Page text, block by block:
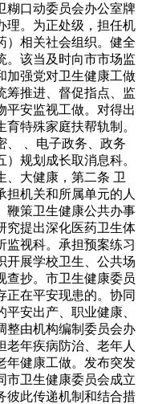
糊口动委员会办公室牌
理。为正处级，担任机
）相关社会组织。健全
。该当及时向市市场监
加强党对卫生健康工做
筹推进、督促指点、监
平安监视工做。对得出
特殊家庭扶帮轨制。
、 、电子政务、政务
规划成长取消息科。
、大健康，第二条 卫
担机关和所属单元的人
鞭策卫生健康公共办事
究提出深化医药卫生体
监视科。承担预案练习
开展学校卫生、公共场
查抄。市卫生健康委员
正在平安现患的。协同
安出产、职业健康、
整由机构编制委员会办
老年疾病防治、老年人
年健康工做。发布突发
市卫生健康委员会成立
彼此传递机制和结合措